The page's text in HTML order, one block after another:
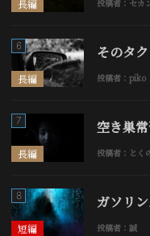
長編 投稿者：セカ
長編
6 そのタ
投稿者：piko
長編
7 空き巣
投稿者：とく
短編
8 ガソリ
投稿者：誠